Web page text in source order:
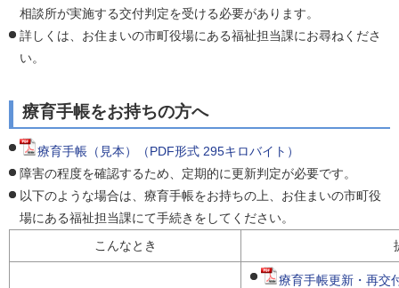
相談所が実施する交付判定を受ける必要があります。
詳しくは、お住まいの市町役場にある福祉担当課にお尋ねくださ
い。
療育手帳をお持ちの方へ
療育手帳（見本）（PDF形式 295キロバイト）
障害の程度を確認するため、定期的に更新判定が必要です。
以下のような場合は、療育手帳をお持ちの上、お住まいの市町役
場にある福祉担当課にて手続きをしてください。
こんなとき
療育手帳更新・再交